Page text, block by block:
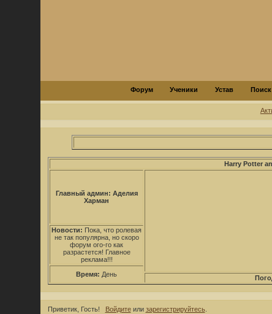
Форум Ученики Устав Поиск
Harry Potter
Главный админ: Аделия
Харман
Новости: Пока, что ролевая
не так популярна, но скоро
форум ого-го как
разрастется! Главное
реклама!!!
Время: День
Приветик, Гость! Войдитеили зарегистрируйтесь.